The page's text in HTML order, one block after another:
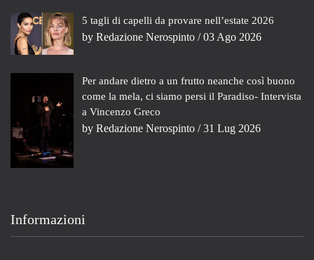
5 tagli di capelli da provare nell’estate 2026
by Redazione Nerospinto / 03 Ago 2026
Per andare dietro a un frutto neanche così buono
come la mela, ci siamo persi il Paradiso- Intervista
a Vincenzo Greco
by Redazione Nerospinto / 31 Lug 2026
Informazioni